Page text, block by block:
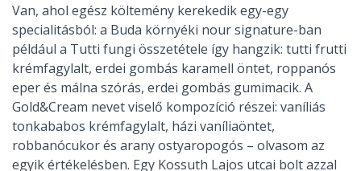
Van, ahol egész költemény kerekedik egy-egy
specialitásból: a Buda környéki nour signature-ban
például a Tutti fungi összetétele így hangzik: tutti frutti
krémfagylalt, erdei gombás karamell öntet, roppanós
eper és málna szórás, erdei gombás gumimacik. A
Gold&Cream nevet viselő kompozíció részei: vaníliás
tonkababos krémfagylalt, házi vaníliaöntet,
robbanócukor és arany ostyaropogós – olvasom az
egyik értékelésben. Egy Kossuth Lajos utcai bolt azzal